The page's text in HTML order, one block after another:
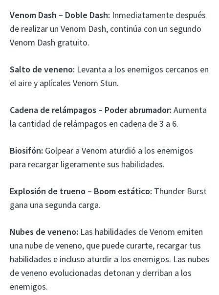
Venom Dash – Doble Dash: Inmediatamente después
de realizar un Venom Dash, continúa con un segundo
Venom Dash gratuito.
Salto de veneno: Levanta a los enemigos cercanos en
el aire y aplícales Venom Stun.
Cadena de relámpagos – Poder abrumador: Aumenta
la cantidad de relámpagos en cadena de 3 a 6.
Biosifón: Golpear a Venom aturdió a los enemigos
para recargar ligeramente sus habilidades.
Explosión de trueno – Boom estático: Thunder Burst
gana una segunda carga.
Nubes de veneno: Las habilidades de Venom emiten
una nube de veneno, que puede curarte, recargar tus
habilidades e incluso aturdir a los enemigos. Las nubes
de veneno evolucionadas detonan y derriban a los
enemigos.